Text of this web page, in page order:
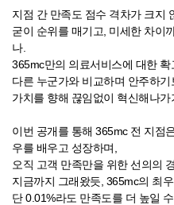
지점 간 만족도 점수 격차가 크지
굳이 순위를 매기고, 미세한 차이
나.
365mc만의 의료서비스에 대한 확
다른 누군가와 비교하며 안주하
가치를 향해 끊임없이 혁신해나가
이번 공개를 통해 365mc 전 지점
우를 배우고 성장하며,
오직 고객 만족만을 위한 선의의
지금까지 그래왔듯, 365mc의 최
단 0.01%라도 만족도를 더 높일